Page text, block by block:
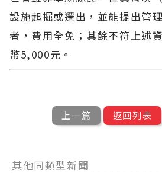
設施起掘或遷出，並能提出管
者，費用全免；其餘不符上述
幣5,000元。
上一篇 返回列表
其他同類型新聞